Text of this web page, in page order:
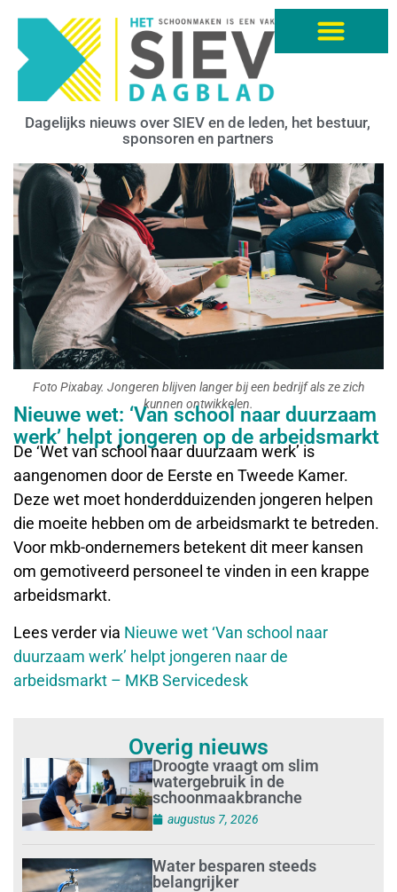
Dagelijks nieuws over SIEV en de leden, het bestuur,
sponsoren en partners
Foto Pixabay. Jongeren blijven langer bij een bedrijf als ze zich
kunnen ontwikkelen.
Nieuwe wet: ‘Van school naar duurzaam
werk’ helpt jongeren op de arbeidsmarkt
De ‘Wet van school naar duurzaam werk’ is
aangenomen door de Eerste en Tweede Kamer.
Deze wet moet honderdduizenden jongeren helpen
die moeite hebben om de arbeidsmarkt te betreden.
Voor mkb-ondernemers betekent dit meer kansen
om gemotiveerd personeel te vinden in een krappe
arbeidsmarkt.
Lees verder via Nieuwe wet ‘Van school naar
duurzaam werk’ helpt jongeren naar de
arbeidsmarkt – MKB Servicedesk
Overig nieuws
Droogte vraagt om slim
watergebruik in de
schoonmaakbranche
augustus 7, 2026
Water besparen steeds
belangrijker